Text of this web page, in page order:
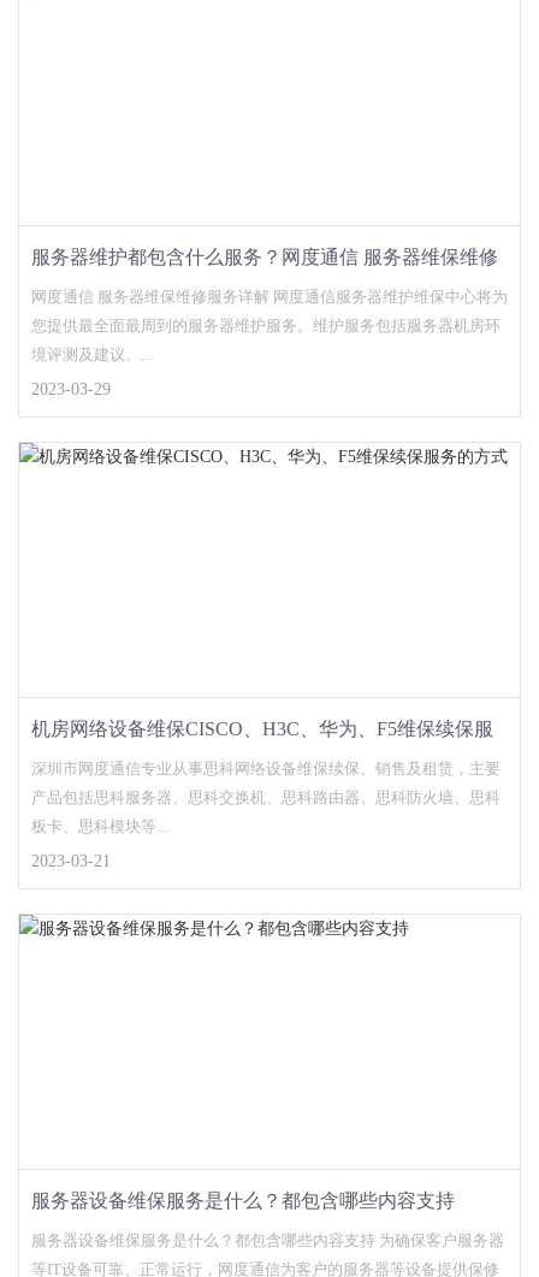
服务器维护都包含什么服务？网度通信 服务器维保维修
服务详解
网度通信 服务器维保维修服务详解 网度通信服务器维护维保中心将为
您提供最全面最周到的服务器维护服务。维护服务包括服务器机房环
境评测及建议、...
2023-03-29
机房网络设备维保CISCO、H3C、华为、F5维保续保服
务的方式
深圳市网度通信专业从事思科网络设备维保续保、销售及租赁，主要
产品包括思科服务器、思科交换机、思科路由器、思科防火墙、思科
板卡、思科模块等...
2023-03-21
服务器设备维保服务是什么？都包含哪些内容支持
服务器设备维保服务是什么？都包含哪些内容支持 为确保客户服务器
等IT设备可靠、正常运行，网度通信为客户的服务器等设备提供保修